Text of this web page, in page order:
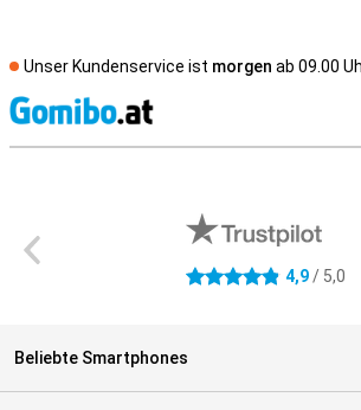
Unser Kundenservice ist morgen ab 09.00
4.9 Sterne 4,9/ 5,0
Beliebte Smartphones